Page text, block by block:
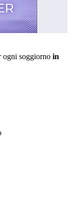
ogni soggiorno in